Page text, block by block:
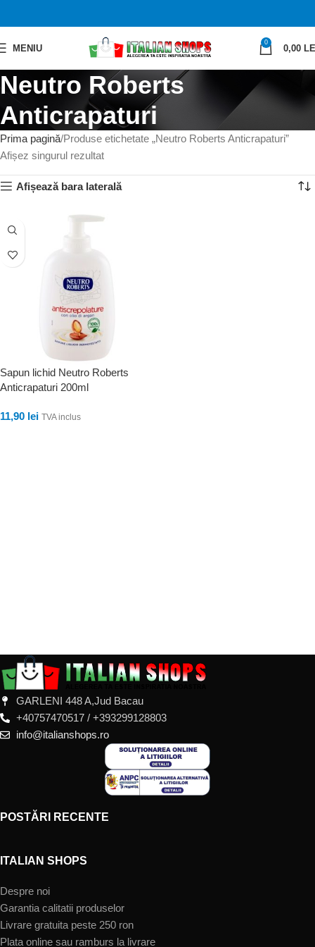
MENIU
0
0,00
Neutro Roberts
Anticrapaturi
Prima pagină Produse etichetate „Neutro Roberts Anticrapaturi”
Afișez singurul rezultat
Afișează bara laterală
Sapun lichid Neutro Roberts
Anticrapaturi 200ml
11,90 lei TVA inclus
GARLENI 448 A,Jud Bacau
+40757470517 / +393299128803
info@italianshops.ro
POSTĂRI RECENTE
ITALIAN SHOPS
Despre noi
Garantia calitatii produselor
Livrare gratuita peste 250 ron
Plata online sau ramburs la livrare